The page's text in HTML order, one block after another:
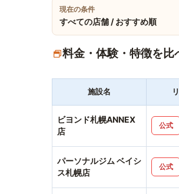
現在の条件
すべての店舗 / おすすめ順
料金・体験・特徴を比
施設名
ビヨンド札幌ANNEX
店
公式
パーソナルジム ベイシ
ス札幌店
公式